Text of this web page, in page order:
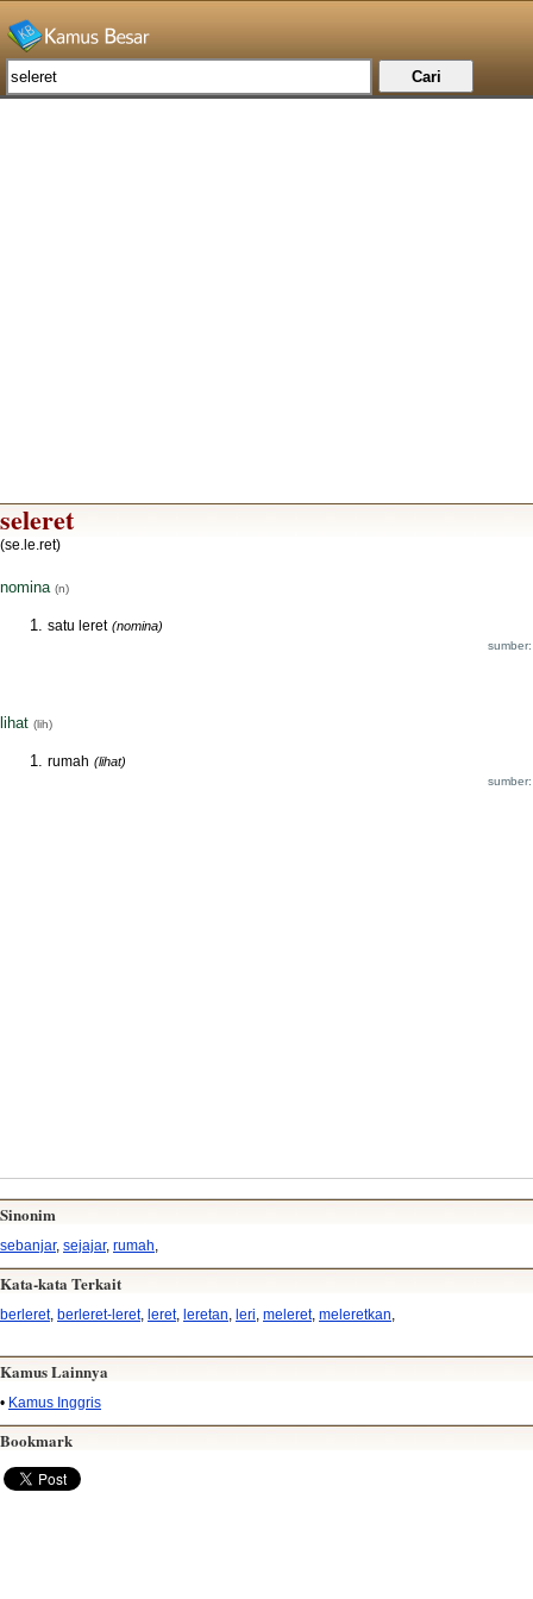
seleret
(se.le.ret)
nomina (n)
satu leret (nomina)
lihat (lih)
rumah (lihat)
Sinonim
sebanjar, sejajar, rumah
Kata-kata Terkait
berleret, berleret-leret, leret, leretan, leri, meleret, meleretkan,
Kamus Lainnya
• Kamus Inggris
Bookmark